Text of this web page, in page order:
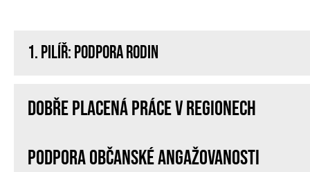
1. Pilíř: PODPORA RODIN
Dobře placená práce v regionech
Podpora občanské angažovanosti